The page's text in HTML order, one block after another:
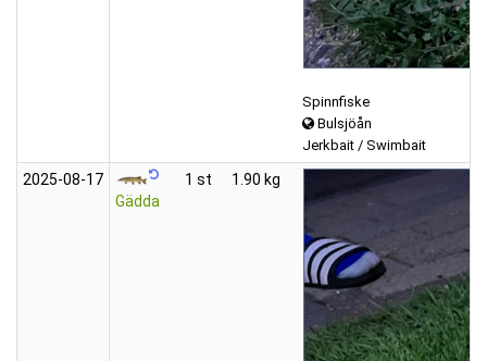
Spinnfiske
Bulsjöån
Jerkbait / Swimbait
2025‑08‑17
Gädda
1 st 1.90 kg